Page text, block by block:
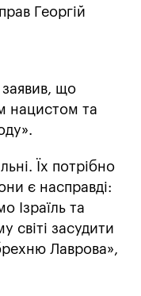
Георгій
що
нацистом та
Їх потрібно
є насправді:
Ізраїль та
світі засудити
Лаврова»,